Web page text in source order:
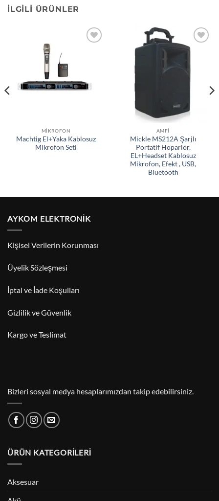
İLGILI ÜRÜNLER
MIKROFON
Machtig El+Yaka Kablosuz
Mikrofon Seti
Add to
AMFI
Mickle MS212A Şarjlı
Portatif Hoparlör,
EL+Headset Kablosuz
Mikrofon, Efekt , USB,
Bluetooth
AYKOM ELEKTRONİK
Kişisel Verilerin Korunması
Üyelik Sözleşmesi
İptal ve İade Koşulları
Gizlilik ve Güvenlik
Kargo ve Teslimat
Bizleri sosyal medya hesaplarımızdan takip edebilirsiniz.
ÜRÜN KATEGORILERI
Aksesuar